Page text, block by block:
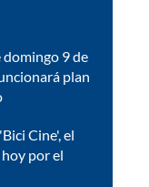
domingo 9 de
plan
Cine', el
por el